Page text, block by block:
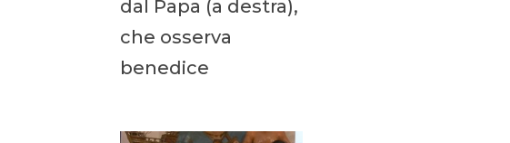
dal Papa (a destra),
che osserva
benedice